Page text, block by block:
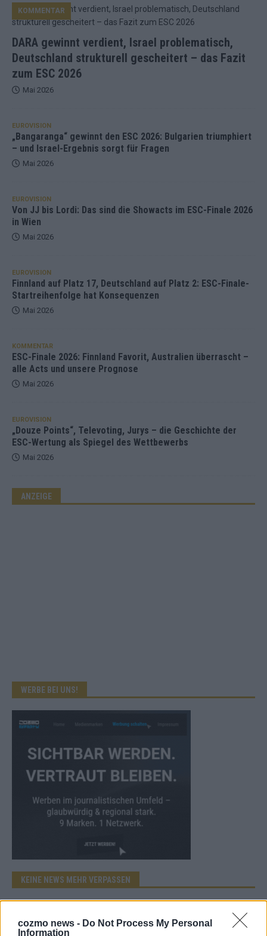
cozmo news - Do Not Process My Personal
Information
DARA gewinnt verdient, Israel problematisch,
Deutschland strukturell gescheitert – das Fazit
zum ESC 2026
KOMMENTAR
Mai 2026
EUROVISION
„Bangaranga“ gewinnt den ESC 2026: Bulgarien triumphiert
– und Israel-Ergebnis sorgt für Fragen
Mai 2026
EUROVISION
Von JJ bis Lordi: Das sind die Showacts im ESC-Finale 2026
in Wien
Mai 2026
EUROVISION
Finnland auf Platz 17, Deutschland auf Platz 2: ESC-Finale-
Startreihenfolge hat Konsequenzen
Mai 2026
KOMMENTAR
ESC-Finale 2026: Finnland Favorit, Australien überrascht –
alle Acts und unsere Prognose
Mai 2026
EUROVISION
„Douze Points“, Televoting, Jurys – die Geschichte der
ESC-Wertung als Spiegel des Wettbewerbs
Mai 2026
ANZEIGE
WERBE BEI UNS!
KEINE NEWS MEHR VERPASSEN